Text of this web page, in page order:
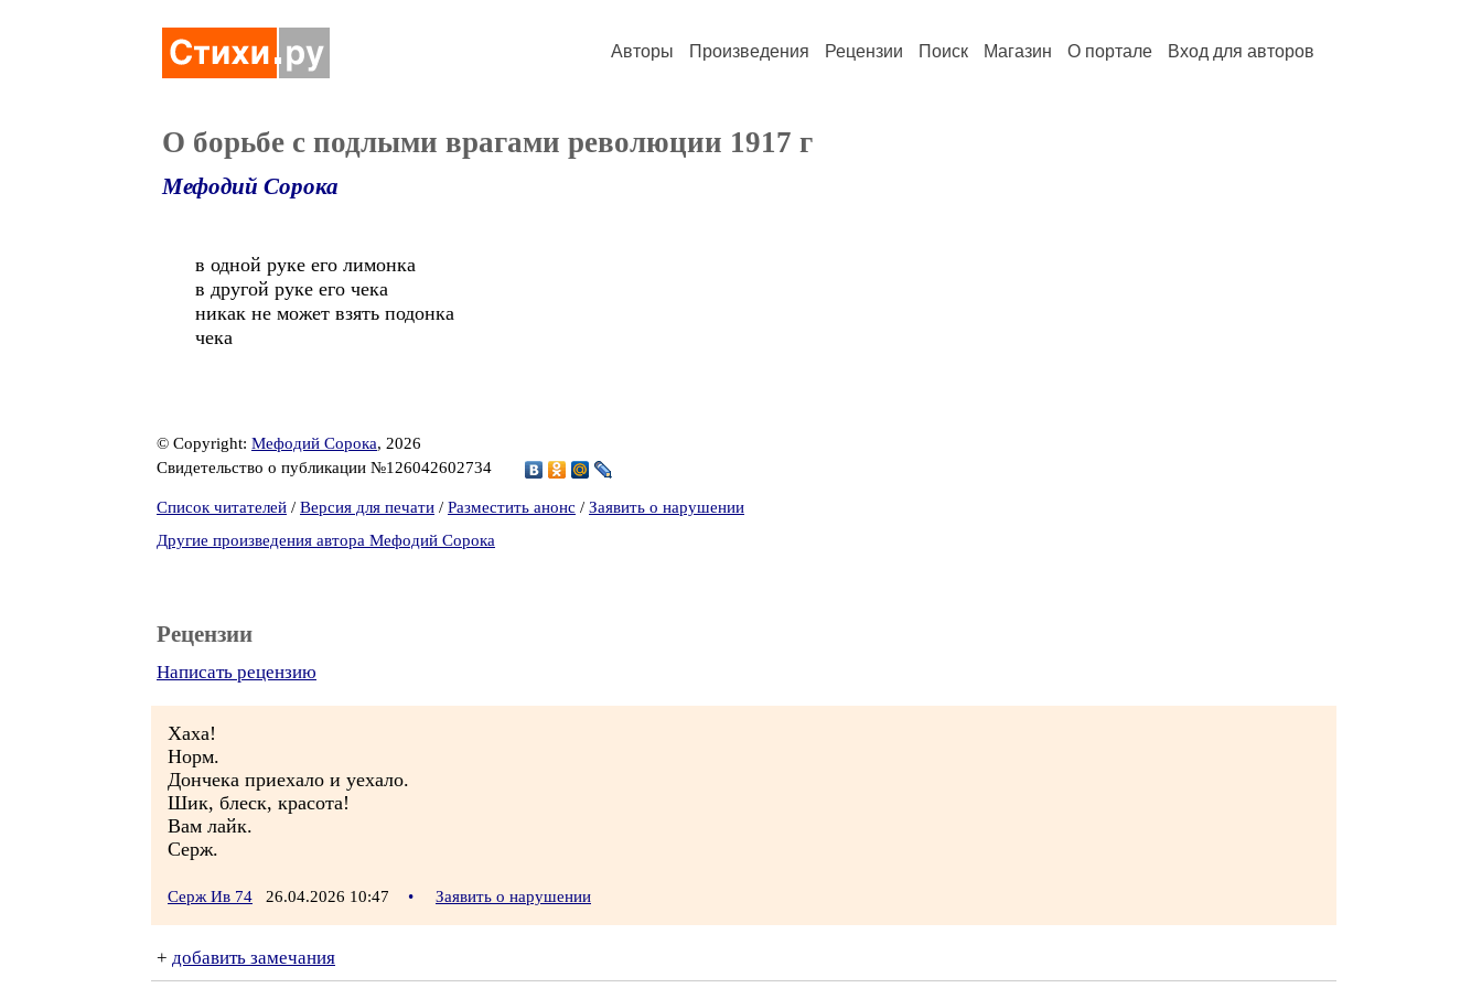
Авторы Произведения Рецензии Поиск Магазин О портале Вход для авторов
О борьбе с подлыми врагами революции 1917 г
Мефодий Сорока
в одной руке его лимонка
в другой руке его чека
никак не может взять подонка
чека
© Copyright: Мефодий Сорока, 2026
Свидетельство о публикации №126042602734
Список читателей / Версия для печати / Разместить анонс / Заявить о нарушении
Другие произведения автора Мефодий Сорока
Рецензии
Написать рецензию
Хаха!
Норм.
Дончека приехало и уехало.
Шик, блеск, красота!
Вам лайк.
Серж.
Серж Ив 74 26.04.2026 10:47 • Заявить о нарушении
+ добавить замечания